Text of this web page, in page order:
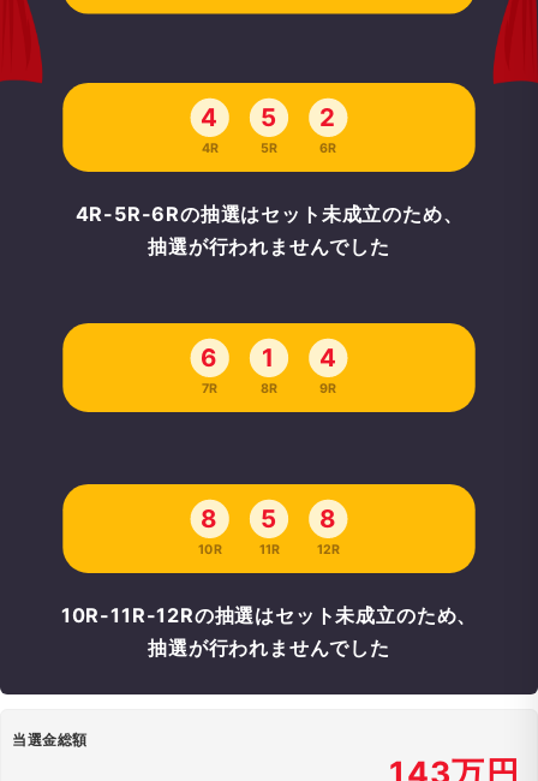
4
4R
5
5R
2
6R
4R-5R-6Rの抽選はセット未成立のため、
抽選が行われませんでした
6
7R
1
8R
4
9R
8
10R
5
11R
8
12R
10R-11R-12Rの抽選はセット未成立のため、
抽選が行われませんでした
当選金総額
143万円